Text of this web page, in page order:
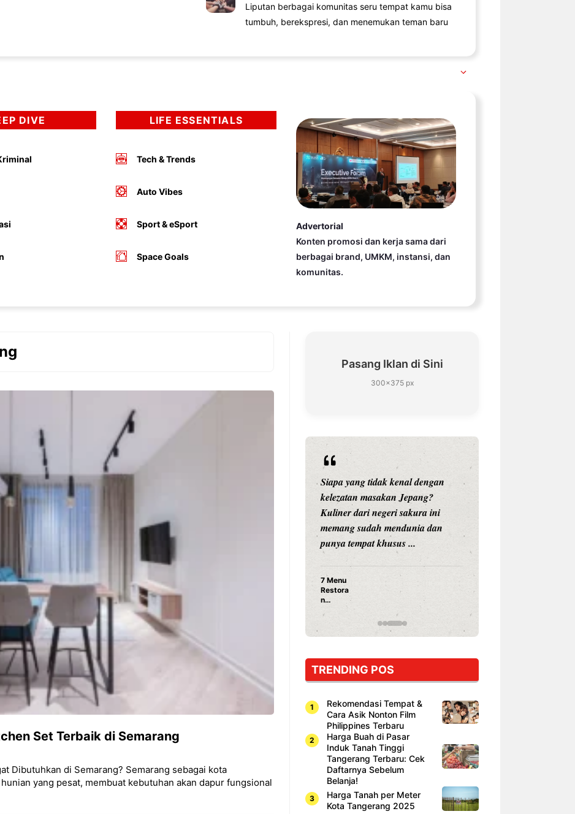
Liputan berbagai komunitas seru tempat kamu bisa
tumbuh, berekspresi, dan menemukan teman baru
DIVE LIFE ESSENTIALS
Tech & Trends
Auto Vibes
Sport & eSport
Space Goals
Advertorial
Konten promosi dan kerja sama dari
berbagai brand, UMKM, instansi, dan
komunitas.
Set Terbaik di Semarang
Dibutuhkan di Semarang? Semarang sebagai kota
yang pesat, membuat kebutuhan akan dapur fungsional
Pasang Iklan di Sini
300×375 px
Menyambut pergantian
restoran all you can
All You Can Eat
2026, Kakkoii
Bandung Hadirkan Pesta All
You Can Eat Mulai Rp
peluang bisnis yang
Siapa yang tidak kenal dengan
kelezatan masakan Jepang?
Kuliner dari negeri sakura ini
memang sudah mendunia dan
punya tempat khusus ...
7 Menu
Restora
n
yang
Dicoba,
Cuma
Sushi!
TRENDING POS
Rekomendasi Tempat &
Cara Asik Nonton Film
Philippines Terbaru
Harga Buah di Pasar
Induk Tanah Tinggi
Tangerang Terbaru: Cek
Daftarnya Sebelum
Belanja!
Harga Tanah per Meter
Kota Tangerang 2025